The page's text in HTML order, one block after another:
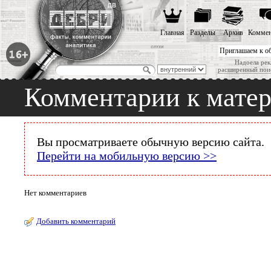
Приглашаем к
Надоела
расширенный
Главная Разделы Архив
Комментарии к
Вы просматриваете обычную версию сайта.
Перейти на мобильную версию >>
Нет комментариев
Добавить комментарий